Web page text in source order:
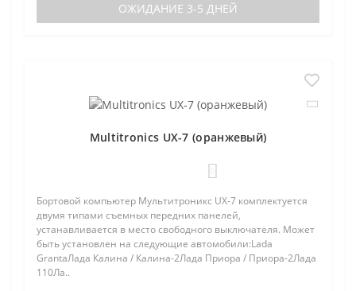
ОЖИДАНИЕ 3-5 ДНЕЙ
Multitronics UX-7 (оранжевый)
Бортовой компьютер Мультитроникс UX-7 комплектуется
двумя типами съемных передних панелей,
устанавливается в место свободного выключателя. Может
быть установлен на следующие автомобили:Lada
GrantaЛада Калина / Калина-2Лада Приора / Приора-2Лада
110Ла..